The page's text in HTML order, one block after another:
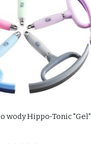
wody Hippo-Tonic "Gel"